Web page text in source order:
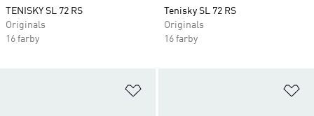
TENISKY SL 72 RS
Originals
16 farby
Tenisky SL 72 RS
Originals
16 farby
Pridať do zoznamu želaných